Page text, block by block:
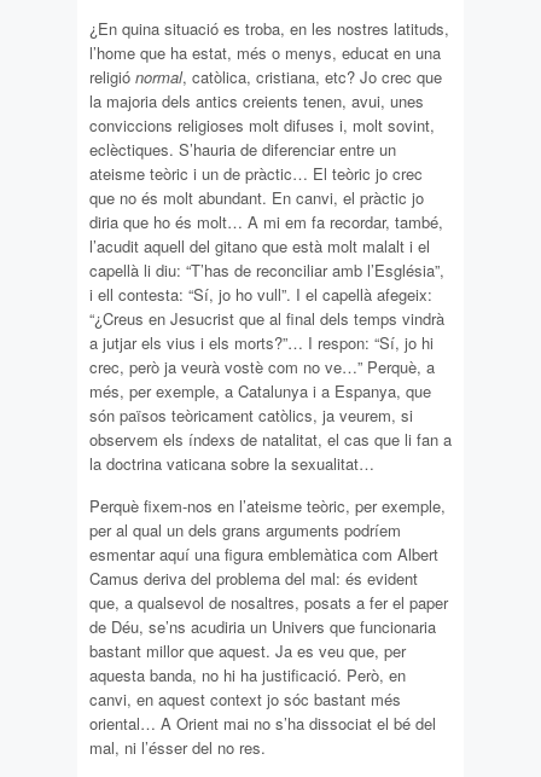
¿En quina situació es troba, en les nostres latituds,
l’home que ha estat, més o menys, educat en una
religió normal, catòlica, cristiana, etc? Jo crec que
la majoria dels antics creients tenen, avui, unes
conviccions religioses molt difuses i, molt sovint,
eclèctiques. S’hauria de diferenciar entre un
ateisme teòric i un de pràctic… El teòric jo crec
que no és molt abundant. En canvi, el pràctic jo
diria que ho és molt… A mi em fa recordar, també,
l’acudit aquell del gitano que està molt malalt i el
capellà li diu: “T’has de reconciliar amb l’Església”,
i ell contesta: “Sí, jo ho vull”. I el capellà afegeix:
“¿Creus en Jesucrist que al final dels temps vindrà
a jutjar els vius i els morts?”… I respon: “Sí, jo hi
crec, però ja veurà vostè com no ve…” Perquè, a
més, per exemple, a Catalunya i a Espanya, que
són països teòricament catòlics, ja veurem, si
observem els índexs de natalitat, el cas que li fan a
la doctrina vaticana sobre la sexualitat…
Perquè fixem-nos en l’ateisme teòric, per exemple,
per al qual un dels grans arguments podríem
esmentar aquí una figura emblemàtica com Albert
Camus deriva del problema del mal: és evident
que, a qualsevol de nosaltres, posats a fer el paper
de Déu, se’ns acudiria un Univers que funcionaria
bastant millor que aquest. Ja es veu que, per
aquesta banda, no hi ha justificació. Però, en
canvi, en aquest context jo sóc bastant més
oriental… A Orient mai no s’ha dissociat el bé del
mal, ni l’ésser del no res.